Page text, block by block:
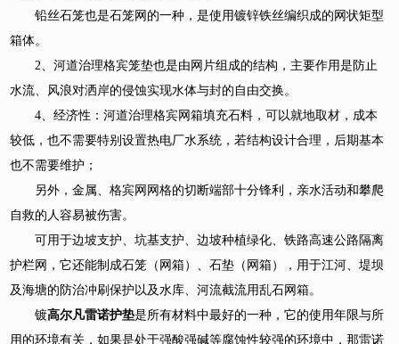
铅丝石笼也是石笼网的一种，是使用镀锌铁丝编织成的网状矩型
箱体。
2、河道治理格宾笼垫也是由网片组成的结构，主要作用是防止
水流、风浪对洒岸的侵蚀实现水体与封的自由交换。
4、经济性：河道治理格宾网箱填充石料，可以就地取材，成本
较低，也不需要特别设置热电厂水系统，若结构设计合理，后期基本
也不需要维护；
另外，金属、格宾网网格的切断端部十分锋利，亲水活动和攀爬
自救的人容易被伤害。
可用于边坡支护、坑基支护、边坡种植绿化、铁路高速公路隔离
护栏网，它还能制成石笼（网箱）、石垫（网箱），用于江河、堤坝
及海塘的防治冲刷保护以及水库、河流截流用乱石网箱。
镀高尔凡雷诺护垫是所有材料中最好的一种，它的使用年限与所
用的环境有关，如果是处于强酸强碱等腐蚀性较强的环境中，那雷诺